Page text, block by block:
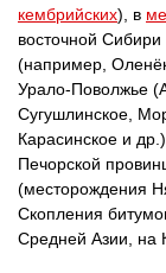
кембрийских), в
восточной
(например,
Урало-Поволжье
Сугушлинское,
Карасинское и
Печорской
(месторождения
Скопления
Средней Азии, на